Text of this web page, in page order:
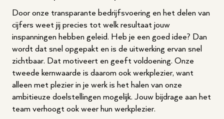
Door onze transparante bedrijfsvoering en het delen van
cijfers weet jij precies tot welk resultaat jouw
inspanningen hebben geleid. Heb je een goed idee? Dan
wordt dat snel opgepakt en is de uitwerking ervan snel
zichtbaar. Dat motiveert en geeft voldoening. Onze
tweede kernwaarde is daarom ook werkplezier, want
alleen met plezier in je werk is het halen van onze
ambitieuze doelstellingen mogelijk. Jouw bijdrage aan het
team verhoogt ook weer hun werkplezier.